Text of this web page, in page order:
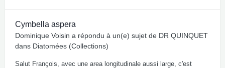
Cymbella aspera
Dominique Voisin a répondu à un(e) sujet de DR QUINQUET
dans Diatomées (Collections)
Salut François, avec une area longitudinale aussi large, c'est